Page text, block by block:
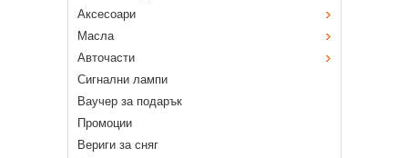
Аксесоари
Масла
Авточасти
Сигнални лампи
Ваучер за подарък
Промоции
Вериги за сняг